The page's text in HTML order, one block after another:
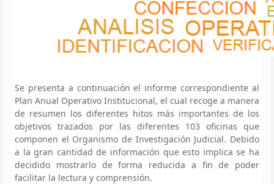
Se presenta a continuación el informe correspondiente al
Plan Anual Operativo Institucional, el cual recoge a manera
de resumen los diferentes hitos más importantes de los
objetivos trazados por las diferentes 103 oficinas que
componen el Organismo de Investigación Judicial. Debido
a la gran cantidad de información que esto implica se ha
decidido mostrarlo de forma reducida a fin de poder
facilitar la lectura y comprensión.